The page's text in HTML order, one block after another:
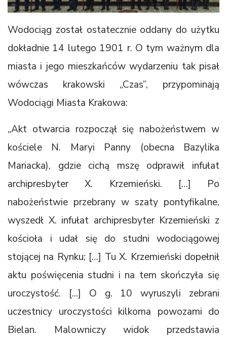
Wodociąg został ostatecznie oddany do użytku
dokładnie 14 lutego 1901 r. O tym ważnym dla
miasta i jego mieszkańców wydarzeniu tak pisał
wówczas krakowski „Czas”, przypominają
Wodociągi Miasta Krakowa:
„Akt otwarcia rozpoczął się nabożeństwem w
kościele N. Maryi Panny (obecna Bazylika
Mariacka), gdzie cichą mszę odprawił infułat
archipresbyter X. Krzemieński. […] Po
nabożeństwie przebrany w szaty pontyfikalne,
wyszedł X. infułat archipresbyter Krzemieński z
kościoła i udał się do studni wodociągowej
stojącej na Rynku; […] Tu X. Krzemieński dopełnił
aktu poświęcenia studni i na tem skończyła się
uroczystość. [...] O g. 10 wyruszyli zebrani
uczestnicy uroczystości kilkoma powozami do
Bielan. Malowniczy widok przedstawia